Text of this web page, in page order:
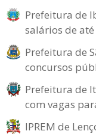
Prefeitura de
salários de até
Prefeitura de
concursos
Prefeitura de
com vagas
IPREM de